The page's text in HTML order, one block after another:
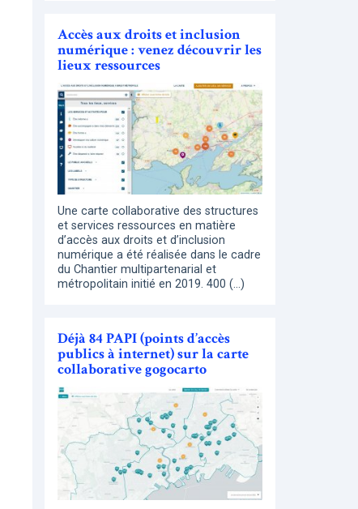
Accès aux droits et inclusion
numérique : venez découvrir les
lieux ressources
Une carte collaborative des structures
et services ressources en matière
d’accès aux droits et d’inclusion
numérique a été réalisée dans le cadre
du Chantier multipartenarial et
métropolitain initié en 2019. 400 (…)
Déjà 84 PAPI (points d’accès
publics à internet) sur la carte
collaborative gogocarto